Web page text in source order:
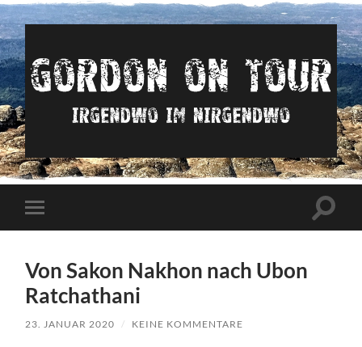
Irgendwo
im
nirgendwo
Mobile-
Menü
Von Sakon Nakhon nach Ubon
Ratchathani
23. JANUAR 2020 / KEINE KOMMENTARE